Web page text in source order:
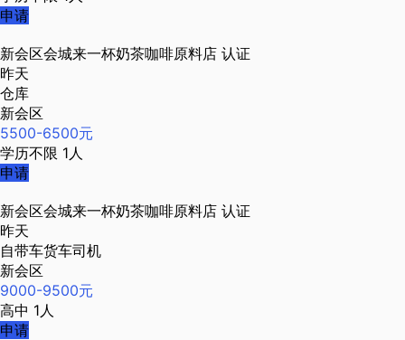
申请
新会区会城来一杯奶茶咖啡原料店 认证
昨天
仓库
新会区
5500-6500元
学历不限 1人
申请
新会区会城来一杯奶茶咖啡原料店 认证
昨天
自带车货车司机
新会区
9000-9500元
高中 1人
申请